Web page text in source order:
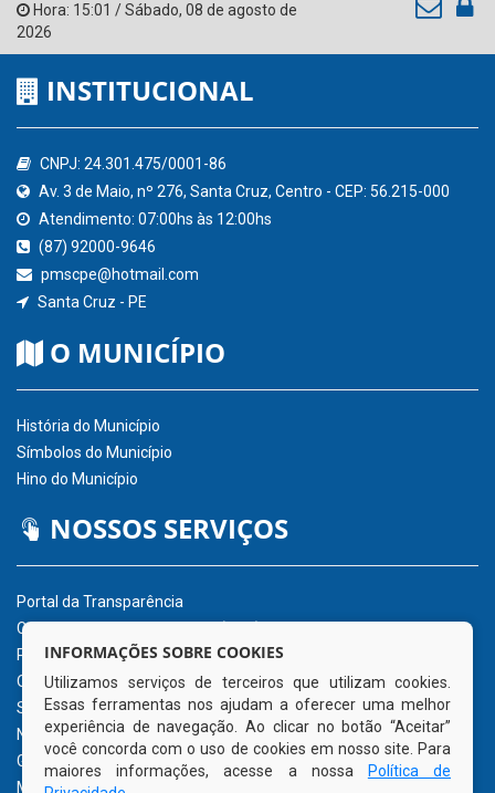
Hora: 15:01 /Sábado, 08 de agosto de
2026
INSTITUCIONAL
CNPJ: 24.301.475/0001-86
Av. 3 de Maio, nº 276, Santa Cruz, Centro - CEP: 56.215-000
Atendimento: 07:00hs às 12:00hs
(87) 92000-9646
pmscpe@hotmail.com
Santa Cruz - PE
O MUNICÍPIO
História do Município
Símbolos do Município
Hino do Município
NOSSOS SERVIÇOS
Portal da Transparência
Carta de Serviços ao Usuário (CSU)
Portal do Servidor
Ouvidoria Eletrônica
Serviço de Acesso à Informação – eSIC
Nota Fiscal Eletrônica – NFe
Glossário
Mapa do Site
INFORMAÇÕES SOBRE COOKIES
Utilizamos serviços de terceiros que utilizam cookies.
Essas ferramentas nos ajudam a oferecer uma melhor
experiência de navegação. Ao clicar no botão “Aceitar”
você concorda com o uso de cookies em nosso site. Para
maiores informações, acesse a nossa
Política de